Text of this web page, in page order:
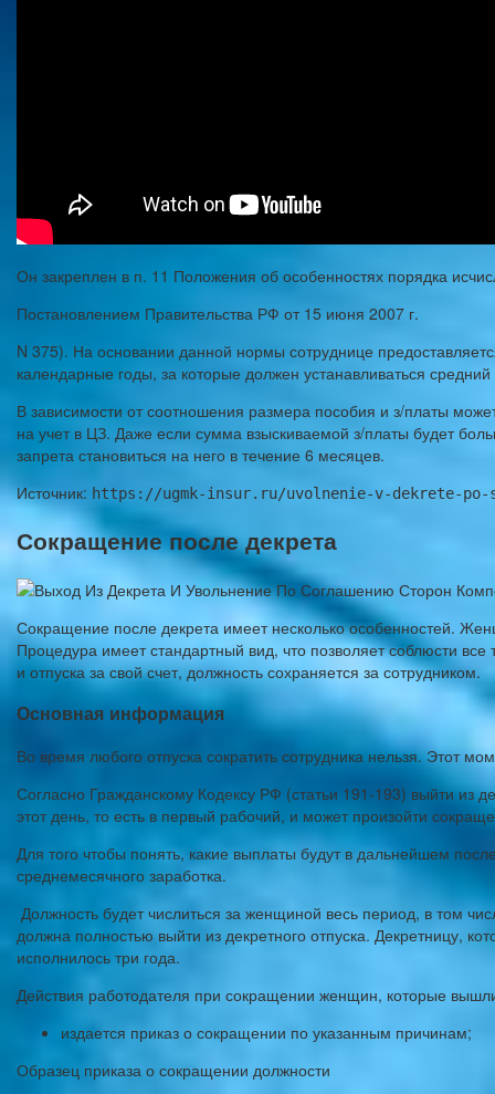
Он закреплен в п. 11 Положения об особенностях порядка
Постановлением Правительства РФ от 15 июня 2007 г.
N 375). На основании данной нормы сотруднице
календарные годы, за которые должен устанавливаться
В зависимости от соотношения размера пособия и з/платы
на учет в ЦЗ. Даже если сумма взыскиваемой з/платы будет
запрета становиться на него в течение 6 месяцев.
Источник: https://ugmk-insur.ru/uvolnenie-v-dekrete-po-
Сокращение после декрета
Сокращение после декрета имеет несколько особенностей.
Процедура имеет стандартный вид, что позволяет соблюсти
и отпуска за свой счет, должность сохраняется за сотрудником.
Основная информация
Во время любого отпуска сократить сотрудника нельзя. Этот
Согласно Гражданскому Кодексу РФ (статьи 191-193) выйти из
этот день, то есть в первый рабочий, и может произойти
Для того чтобы понять, какие выплаты будут в дальнейшем
среднемесячного заработка.
Должность будет числиться за женщиной весь период, в том
должна полностью выйти из декретного отпуска. Декретницу,
исполнилось три года.
Действия работодателя при сокращении женщин, которые
издается приказ о сокращении по указанным причинам;
Образец приказа о сокращении должности